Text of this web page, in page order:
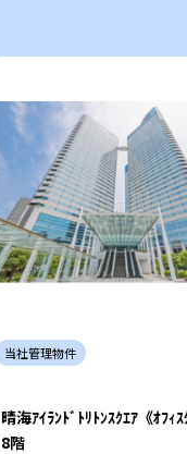
当社管理物件
晴海ｱｲﾗﾝﾄﾞﾄﾘﾄﾝｽｸｴｱ《ｵﾌｨ
8階